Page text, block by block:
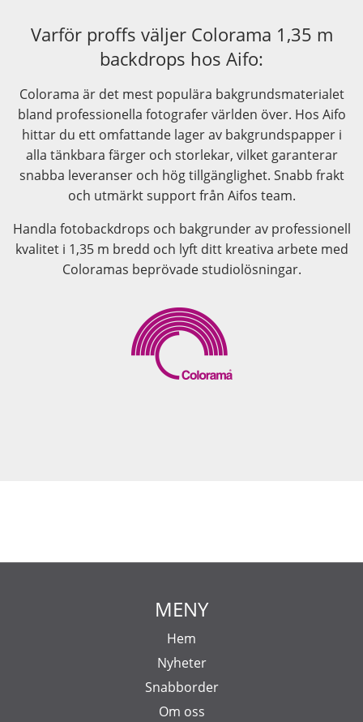
Varför proffs väljer Colorama 1,35 m
backdrops hos Aifo:
Colorama är det mest populära bakgrundsmaterialet
bland professionella fotografer världen över. Hos Aifo
hittar du ett omfattande lager av bakgrundspapper i
alla tänkbara färger och storlekar, vilket garanterar
snabba leveranser och hög tillgänglighet. Snabb frakt
och utmärkt support från Aifos team.
Handla fotobackdrops och bakgrunder av professionell
kvalitet i 1,35 m bredd och lyft ditt kreativa arbete med
Coloramas beprövade studiolösningar.
MENY
Hem
Nyheter
Snabborder
Om oss